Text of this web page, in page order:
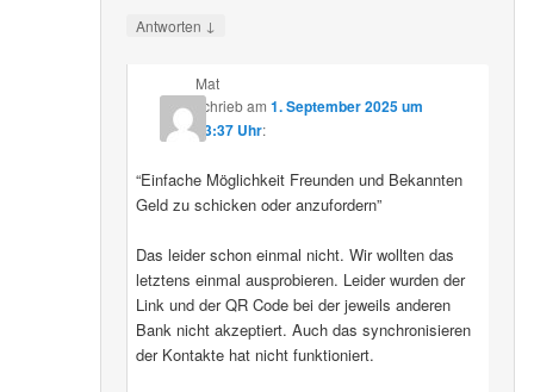
Antworten ↓
Mat
schriebam 1. September 2025 um
23:37 Uhr:
“Einfache Möglichkeit Freunden und Bekannten
Geld zu schicken oder anzufordern”
Das leider schon einmal nicht. Wir wollten das
letztens einmal ausprobieren. Leider wurden der
Link und der QR Code bei der jeweils anderen
Bank nicht akzeptiert. Auch das synchronisieren
der Kontakte hat nicht funktioniert.